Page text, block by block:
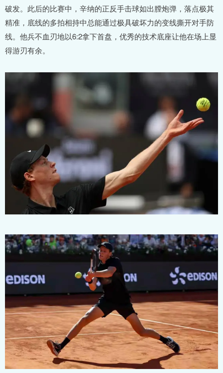
破发。此后的比赛中，辛纳的正反手击球如出膛炮弹，落点极其
精准，底线的多拍相持中总能通过极具破坏力的变线撕开对手防
线。他兵不血刃地以6:2拿下首盘，优秀的技术底座让他在场上显
得游刃有余。